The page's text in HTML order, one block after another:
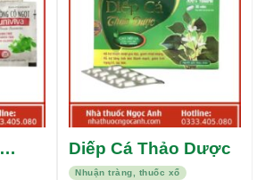
Nhuận tràng, thuốc xổ
Diếp Cá Thảo Dược